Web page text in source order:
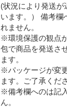
(状況により発送が
います。） 備考欄
れません。
※環境保護の観点
包で商品を発送さ
ます。
※パッケージが変
ます。ご了承くだ
※備考欄へのは記
ん。